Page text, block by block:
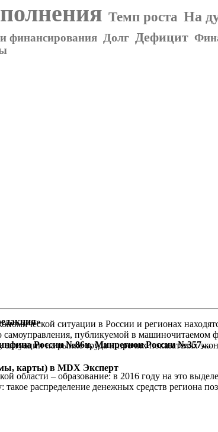
Темп роста На
финансирования Долг Дефицит
России №86н, Минрегион России №357,...
карты) в MDX Эксперт
ситуации в России и регионах
самоуправления, публикуемой в
на рынке труда и прочих показателях
области – образование: в 2016 году на это
распределение денежных средств региона